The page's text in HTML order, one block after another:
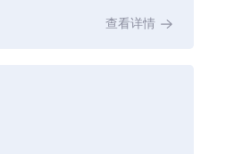
查看详情